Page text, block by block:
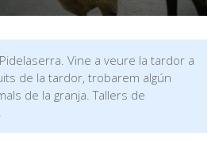
Vine a veure la tardor a
de la tardor, trobarem algún
de la granja. Tallers de